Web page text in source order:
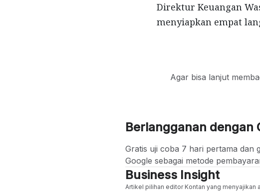
Direktur Keuangan
menyiapkan empat
Agar bisa lanjut
Berlangganan dengan
Gratis uji coba 7 hari pertama dan
Google sebagai metode
Business Insight
Artikel pilihan editor Kontan yang